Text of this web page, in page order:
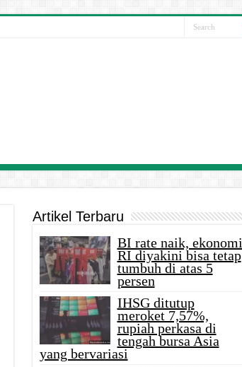
Artikel Terbaru
BI rate naik, ekonomi
RI diyakini bisa tetap
tumbuh di atas 5
persen
IHSG ditutup
meroket 7,57%,
rupiah perkasa di
tengah bursa Asia
yang bervariasi